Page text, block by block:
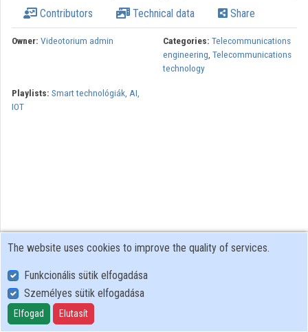
Organization playlists
Contributors Technical data Share
Owner: Videotorium admin Categories: Telecommunications
engineering, Telecommunications
technology
Playlists: Smart technológiák, AI,
IOT
User Policy
Adatkezelési tájékoztató (en)
Cookie Policy
The website uses cookies to improve the quality of services.
Funkcionális sütik elfogadása
Személyes sütik elfogadása
Elfogad Elutasít